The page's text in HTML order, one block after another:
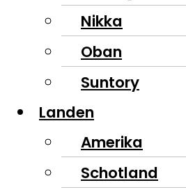
Nikka
Oban
Suntory
Landen
Amerika
Schotland